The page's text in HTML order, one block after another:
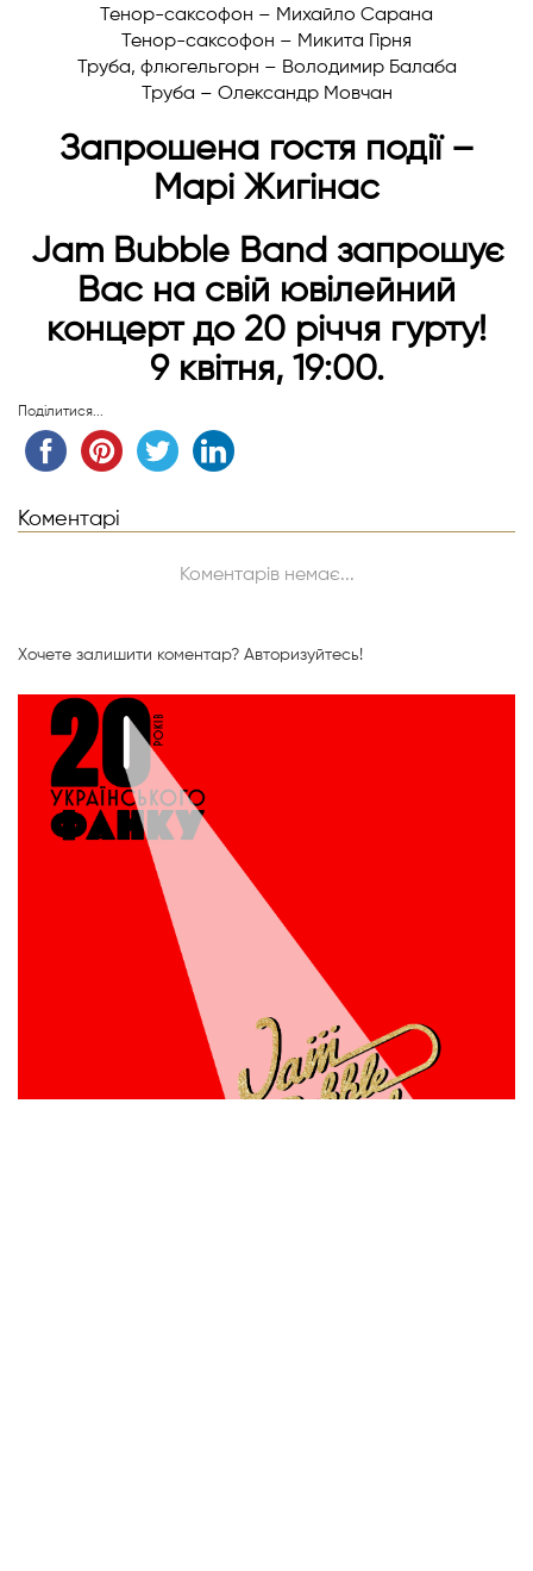
Тенор-саксофон – Михайло Сарана
Тенор-саксофон – Микита Гірня
Труба, флюгельгорн – Володимир Балаба
Труба – Олександр Мовчан
Запрошена гостя події –
Марі Жигінас
Jam Bubble Band запрошує
Вас на свій ювілейний
концерт до 20 річчя гурту!
9 квітня, 19:00.
Поділитися...
Коментарі
Коментарів немає...
Хочете залишити коментар? Авторизуйтесь!